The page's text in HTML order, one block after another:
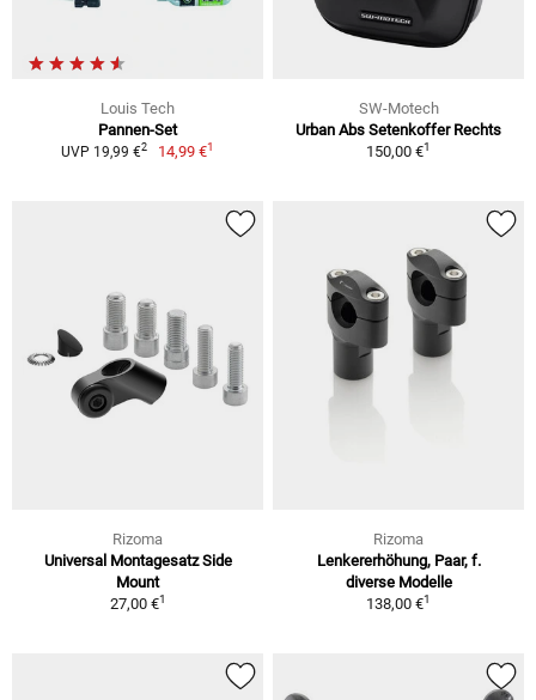
Louis Tech
Pannen-Set
UVP 19,99 €2 14,99 €1
SW-Motech
Urban Abs Setenkoffer Rechts
150,00 €1
Rizoma
Universal Montagesatz Side
Mount
27,00 €1
Rizoma
Lenkererhöhung, Paar, f.
diverse Modelle
138,00 €1